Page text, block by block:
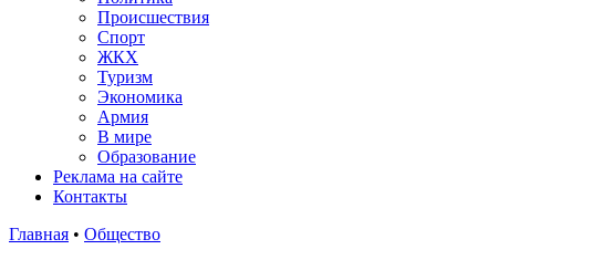
Происшествия
Спорт
ЖКХ
Туризм
Экономика
Армия
В мире
Образование
Реклама на сайте
Контакты
Главная • Общество